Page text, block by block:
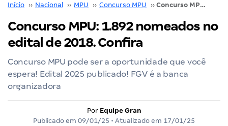
Início ›› Nacional ›› MPU ›› Concurso MPU ›› Concurso MPU: 1.892 nomeados no edital de 2018. Confira
Concurso MPU: 1.892 nomeados no
edital de 2018. Confira
Concurso MPU pode ser a oportunidade que você
espera! Edital 2025 publicado! FGV é a banca
organizadora
Por Equipe Gran
Publicado em 09/01/25 • Atualizado em 17/01/25